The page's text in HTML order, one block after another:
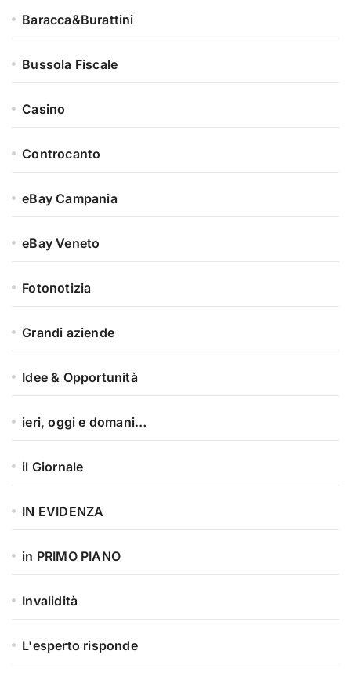
Baracca&Burattini
Bussola Fiscale
Casino
Controcanto
eBay Campania
eBay Veneto
Fotonotizia
Grandi aziende
Idee & Opportunità
ieri, oggi e domani…
il Giornale
IN EVIDENZA
in PRIMO PIANO
Invalidità
L'esperto risponde